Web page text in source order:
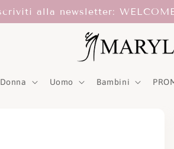
Iscriviti alla newsletter:
Donna Uomo Bambini